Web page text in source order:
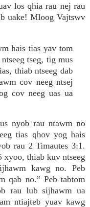
los qhia rau nej rau
uake! Mloog Vajtswv
hais tias yav tom
tseg, tig mus
thiab ntseeg dab
cov neeg ntsej
cov neeg uas ua
nyob rau ntawm no
tias qhov yog hais
rau 2 Timautes 3:1.
thiab kuv ntseeg
kawg no. Peb
qab no.” Peb tabtom
rau lub sijhawm ua
ntiajteb yuav kawg